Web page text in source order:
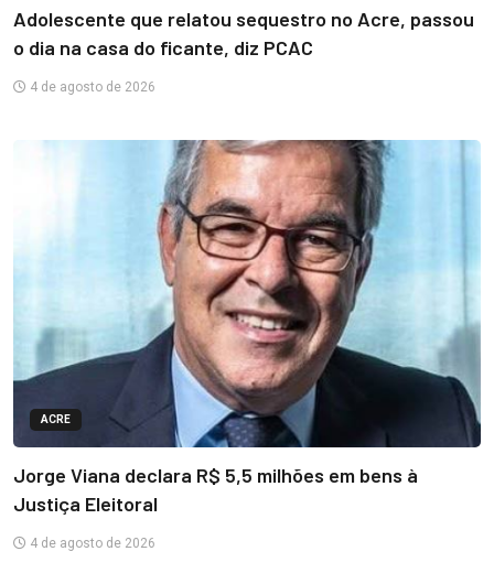
Adolescente que relatou sequestro no Acre, passou
o dia na casa do ficante, diz PCAC
4 de agosto de 2026
ACRE
Jorge Viana declara R$ 5,5 milhões em bens à
Justiça Eleitoral
4 de agosto de 2026